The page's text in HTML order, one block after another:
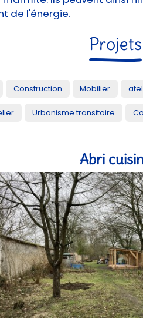
de l'énergie.
Projets
Construction Mobilier
Urbanisme transitoire
Abri